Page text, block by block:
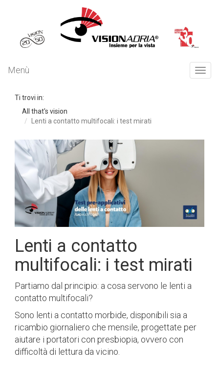
Menù
Ti trovi in:
All that's vision
Lenti a contatto multifocali: i test mirati
Lenti a contatto
multifocali: i test mirati
Partiamo dal principio: a cosa servono le lenti a
contatto multifocali?
Sono lenti a contatto morbide, disponibili sia a
ricambio giornaliero che mensile, progettate per
aiutare i portatori con presbiopia, ovvero con
difficoltà di lettura da vicino.